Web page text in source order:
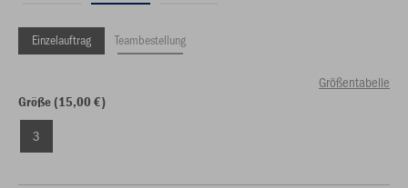
Einzelauftrag Teambestellung
Größentabelle
Größe (15,00 €)
3